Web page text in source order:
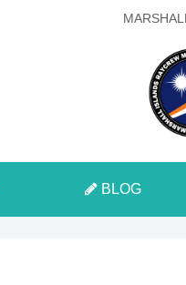
BLOG